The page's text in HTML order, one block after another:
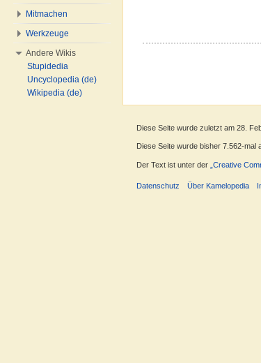
Mitmachen
Werkzeuge
Andere Wikis
Stupidedia
Uncyclopedia (de)
Wikipedia (de)
Diese Seite wurde zuletzt am 28.
Diese Seite wurde bisher 7.562-mal
Der Text ist unter der „Creative
Datenschutz Über Kamelopedia